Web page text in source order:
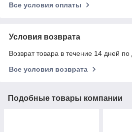
Все условия оплаты
Условия возврата
Возврат товара в течение 14 дней по
Все условия возврата
Подобные товары компании